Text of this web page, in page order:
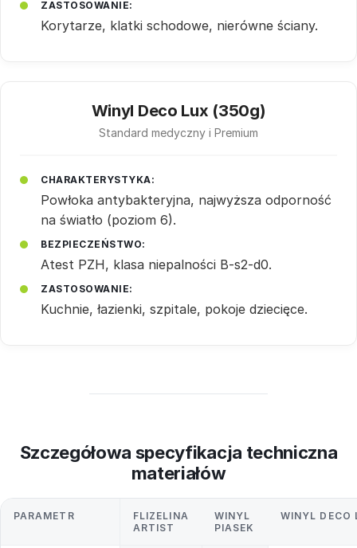
ZASTOSOWANIE:
Korytarze, klatki schodowe, nierówne ściany.
Winyl Deco Lux (350g)
Standard medyczny i Premium
CHARAKTERYSTYKA:
Powłoka antybakteryjna, najwyższa odporność
na światło (poziom 6).
BEZPIECZEŃSTWO:
Atest PZH, klasa niepalności B-s2-d0.
ZASTOSOWANIE:
Kuchnie, łazienki, szpitale, pokoje dziecięce.
Szczegółowa specyfikacja techniczna
materiałów
PARAMETR
FLIZELINA
ARTIST
WINYL
PIASEK
WINYL DECO